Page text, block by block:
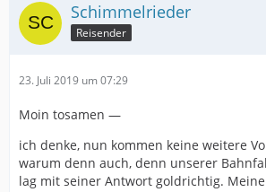
Schimmelrieder
Reisender
23. Juli 2019 um 07:29
Moin tosamen —
ich denke, nun kommen keine weitere
warum denn auch, denn unserer
lag mit seiner Antwort goldrichtig.